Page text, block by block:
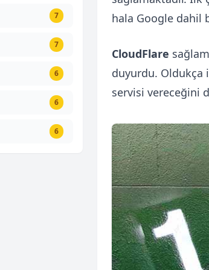
7
7
6
6
6
hala Google dahil
CloudFlare
duyurdu. Oldukça
servisi vereceğini